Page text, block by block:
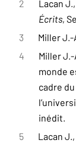
2
Lacan
Écrits,
3
Miller J.-
4
Miller J.-
monde
cadre
inédit.
5
Lacan